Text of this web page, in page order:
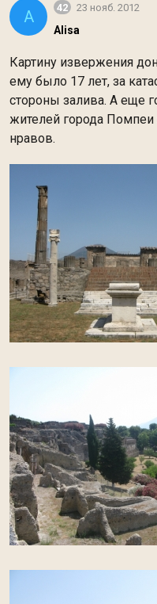
A 42 23 нояб. 2012
Alisa
Картину извержения
ему было 17 лет, за
стороны залива. А еще
жителей города Помпеи
нравов.